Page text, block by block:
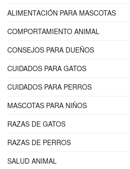
ALIMENTACIÓN PARA MASCOTAS
COMPORTAMIENTO ANIMAL
CONSEJOS PARA DUEÑOS
CUIDADOS PARA GATOS
CUIDADOS PARA PERROS
MASCOTAS PARA NIÑOS
RAZAS DE GATOS
RAZAS DE PERROS
SALUD ANIMAL